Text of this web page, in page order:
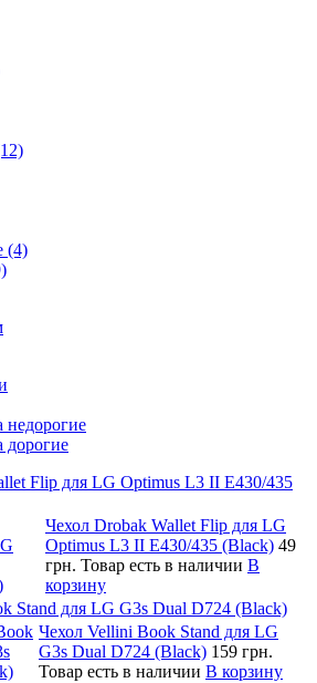
(4)
недорогие
дорогие
Flip для LG Optimus L3 II E430/435
Чехол Drobak Wallet Flip для LG
Optimus L3 II E430/435 (Black) 49
грн. Товар есть в наличии В
корзину
Stand для LG G3s Dual D724 (Black)
Чехол Vellini Book Stand для LG
G3s Dual D724 (Black) 159 грн.
Товар есть в наличии В корзину